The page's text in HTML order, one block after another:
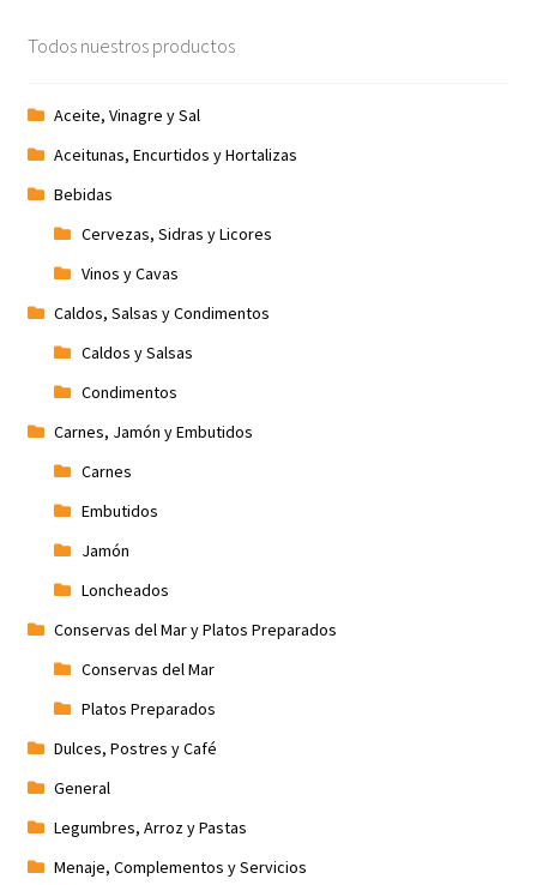
Todos nuestros productos
Aceite, Vinagre y Sal
Aceitunas, Encurtidos y Hortalizas
Bebidas
Cervezas, Sidras y Licores
Vinos y Cavas
Caldos, Salsas y Condimentos
Caldos y Salsas
Condimentos
Carnes, Jamón y Embutidos
Carnes
Embutidos
Jamón
Loncheados
Conservas del Mar y Platos Preparados
Conservas del Mar
Platos Preparados
Dulces, Postres y Café
General
Legumbres, Arroz y Pastas
Menaje, Complementos y Servicios